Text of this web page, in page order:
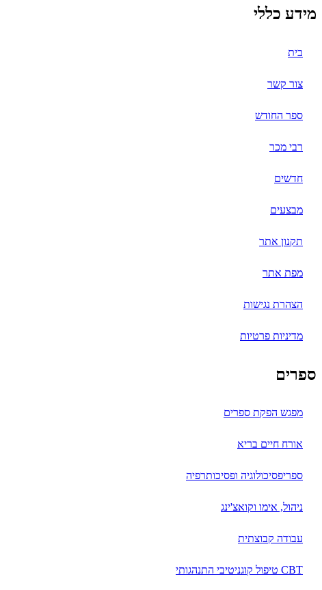
מידע כללי
בית
צור קשר
ספר החודש
רבי מכר
חדשים
מבצעים
תקנון אתר
מפת אתר
הצהרת נגישות
מדיניות פרטיות
ספרים
מפגש הפקת ספרים
אורח חיים בריא
ספריפסיכולוגיה ופסיכותרפיה
ניהול, אימו וקואצ'ינג
עבודה קבוצתית
CBT טיפול קוגניטיבי התנהגותי